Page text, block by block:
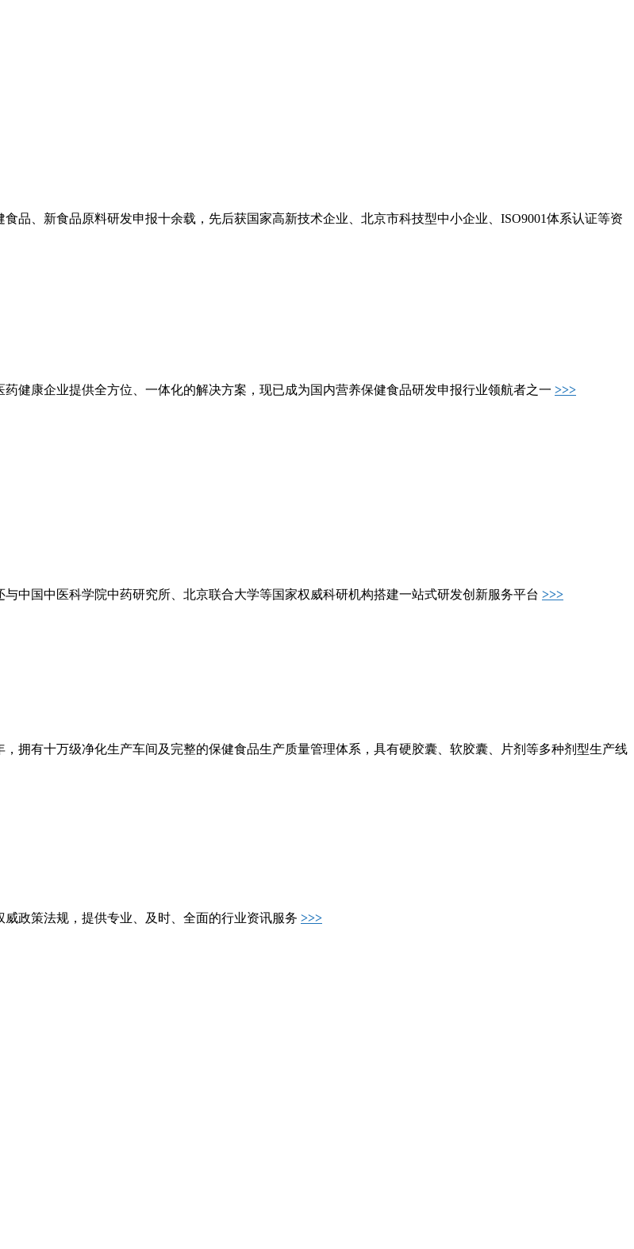
品、新食品原料研发申报十余载，先后获国家高新技术企业、北京市科技型中小企业、ISO9001体系认证等资
健康企业提供全方位、一体化的解决方案，现已成为国内营养保健食品研发申报行业领航者之一 >>>
中国中医科学院中药研究所、北京联合大学等国家权威科研机构搭建一站式研发创新服务平台 >>>
拥有十万级净化生产车间及完整的保健食品生产质量管理体系，具有硬胶囊、软胶囊、片剂等多种剂型生产线
政策法规，提供专业、及时、全面的行业资讯服务 >>>